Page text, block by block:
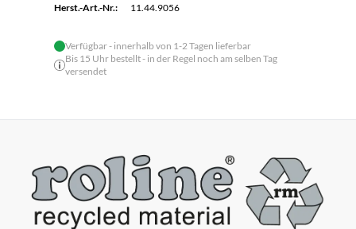
Herst.-Art.-Nr.:
11.44.9056
Verfügbar - innerhalb von 1-2 Tagen lieferbar
Bis 15 Uhr bestellt - in der Regel noch am selben Tag
versendet